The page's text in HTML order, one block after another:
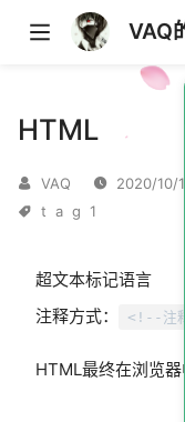
VAQ
HTML
VAQ 2020/10/1
t a g 1
超文本标记语言
注释方式：
<!--注
HTML最终在浏览